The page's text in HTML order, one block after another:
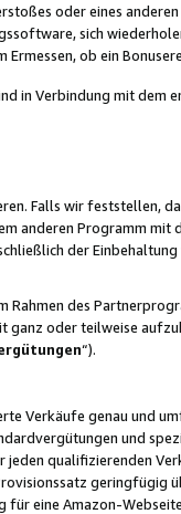
oder eines
sich
ob ein
in Verbindung mit dem
Falls wir feststellen,
anderen Programm
der
des
ganz oder teilweise
“).
Verkäufe genau und
und
qualifizierenden
geringfügig
eine Amazon-